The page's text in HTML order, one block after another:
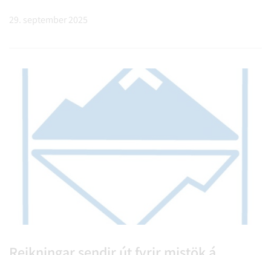
og fastanúmer 224-5382. Eignin samanstendur af
29. september 2025